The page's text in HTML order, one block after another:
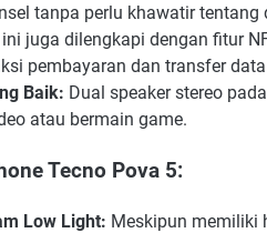
tanpa perlu khawatir tentang
juga dilengkapi dengan fitur
pembayaran dan transfer
Baik: Dual speaker stereo
atau bermain game.
Tecno Pova 5:
Low Light: Meskipun memiliki